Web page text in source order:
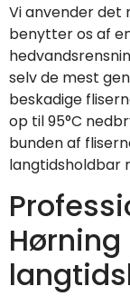
Vi anvender det
benytter os af
selv de mest
beskadige
op til 95°C
bunden af
langtidsholdbar